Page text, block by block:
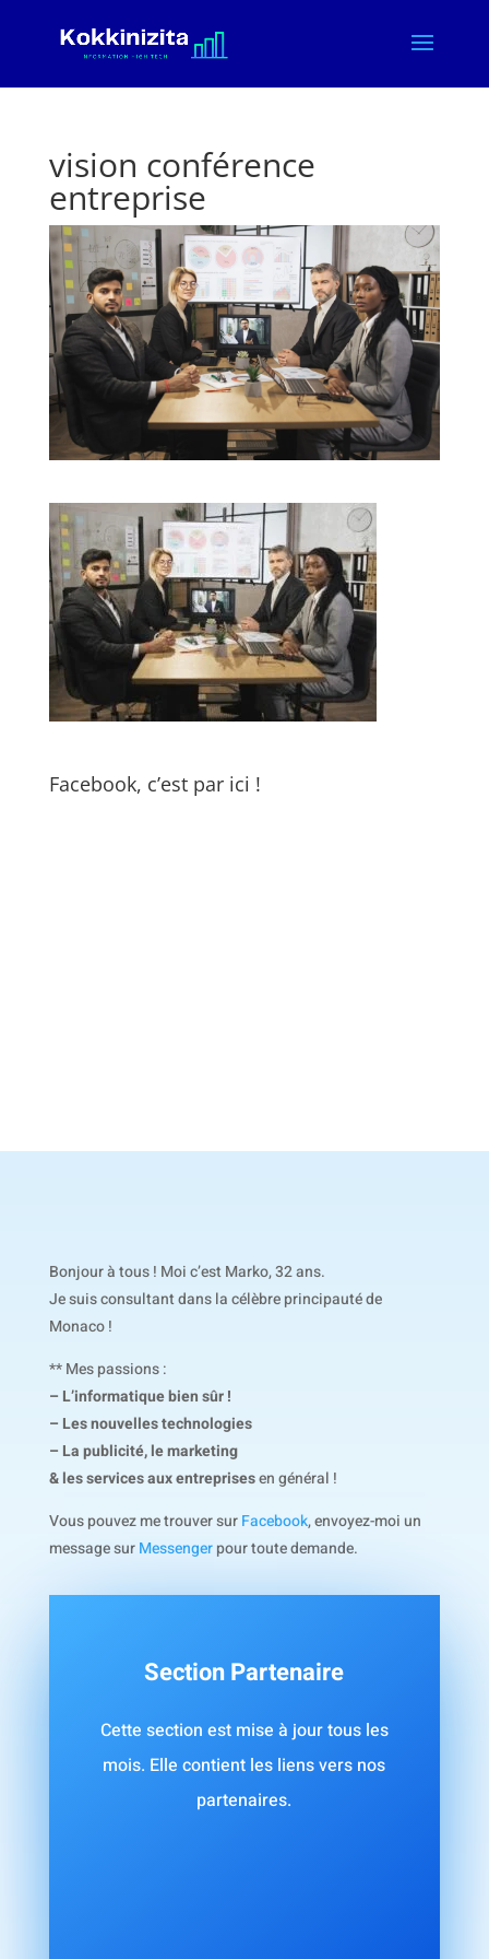
vision conférence
entreprise
Facebook, c’est par ici !
Bonjour à tous ! Moi c’est Marko, 32 ans.
Je suis consultant dans la célèbre principauté de
Monaco !
** Mes passions :
– L’informatique bien sûr !
– Les nouvelles technologies
– La publicité, le marketing
& les services aux entreprisesen général !
Vous pouvez me trouver sur Facebook, envoyez-moi un
message sur Messenger pour toute demande.
Section Partenaire
Cette section est mise à jour tous les
mois. Elle contient les liens vers nos
partenaires.